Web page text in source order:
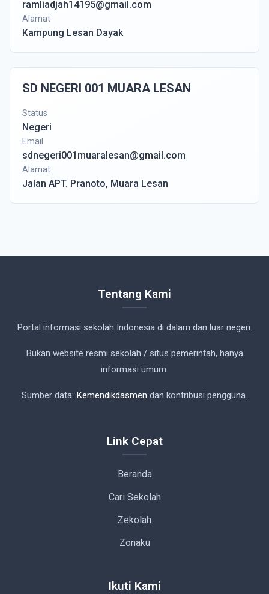
ramliadjah14195@gmail.com
Alamat
Kampung Lesan Dayak
SD NEGERI 001 MUARA LESAN
Status
Negeri
Email
sdnegeri001muaralesan@gmail.com
Alamat
Jalan APT. Pranoto, Muara Lesan
Tentang Kami
Portal informasi sekolah Indonesia di dalam dan luar negeri.
Bukan website resmi sekolah / situs pemerintah, hanya
informasi umum.
Sumber data: Kemendikdasmen dan kontribusi pengguna.
Link Cepat
Beranda
Cari Sekolah
Zekolah
Zonaku
Ikuti Kami